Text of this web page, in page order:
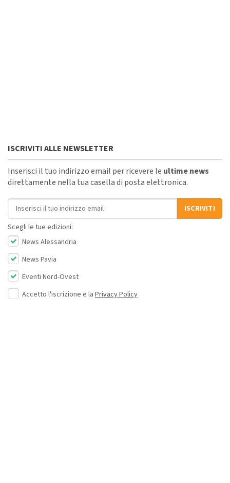
ISCRIVITI ALLE NEWSLETTER
Inserisci il tuo indirizzo email per ricevere le ultime news
direttamente nella tua casella di posta elettronica.
Indirizzo email
ISCRIVITI
Scegli le tue edizioni:
News Alessandria
News Pavia
Eventi Nord-Ovest
Accetto l'iscrizione e la Privacy Policy